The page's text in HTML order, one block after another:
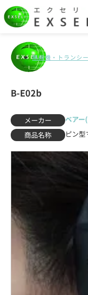
無線機・トランシ
B-E02b
メーカー
ベアー
商品名称
ピン